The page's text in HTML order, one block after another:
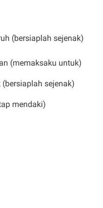
(bersiaplah sejenak)
(memaksaku untuk)
sejenak)
mendaki)